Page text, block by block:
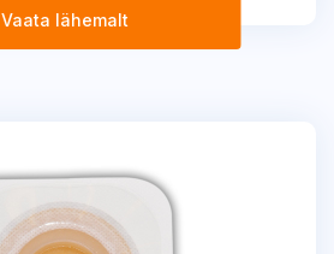
Vaata lähemalt